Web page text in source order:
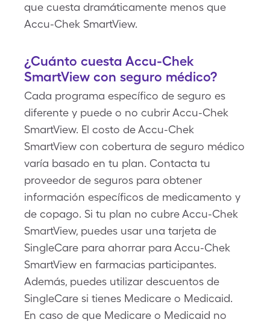
que cuesta dramáticamente menos que
Accu-Chek SmartView.
¿Cuánto cuesta Accu-Chek
SmartView con seguro médico?
Cada programa específico de seguro es
diferente y puede o no cubrir Accu-Chek
SmartView. El costo de Accu-Chek
SmartView con cobertura de seguro médico
varía basado en tu plan. Contacta tu
proveedor de seguros para obtener
información específicos de medicamento y
de copago. Si tu plan no cubre Accu-Chek
SmartView, puedes usar una tarjeta de
SingleCare para ahorrar para Accu-Chek
SmartView en farmacias participantes.
Además, puedes utilizar descuentos de
SingleCare si tienes Medicare o Medicaid.
En caso de que Medicare o Medicaid no